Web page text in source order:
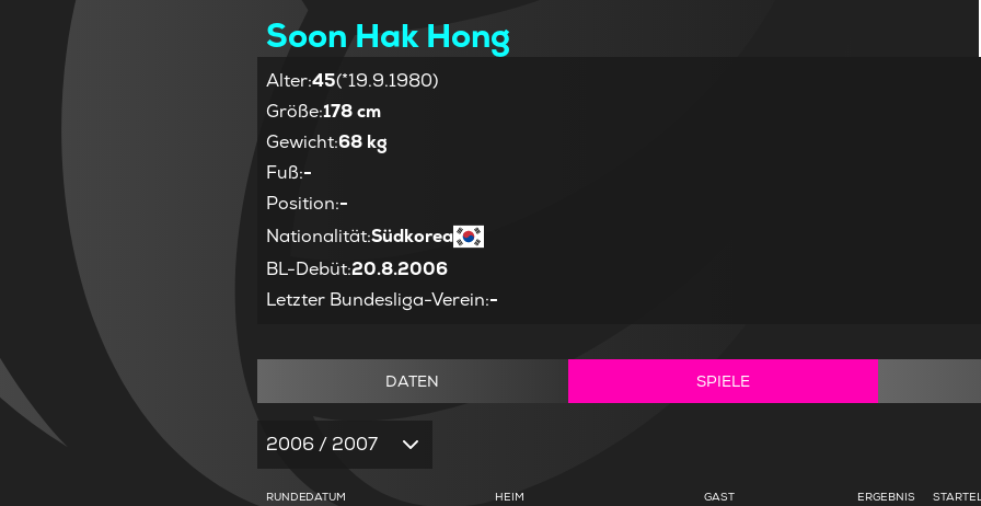
Soon Hak Hong
Alter:45(*19.9.1980)
Größe:178 cm
Gewicht:68 kg
Fuß:-
Position:-
Nationalität:Südkorea
BL-Debüt:20.8.2006
Letzter Bundesliga-Verein:-
DATEN SPIELE
2006 / 2007
RUNDEDATUM HEIM GAST ERGEBNIS